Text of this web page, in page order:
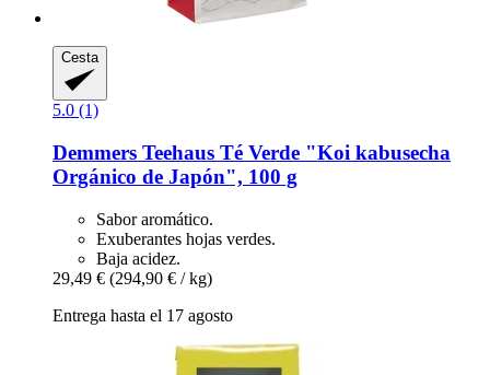
Cesta
5.0 (1)
Demmers Teehaus Té Verde "Koi kabusecha
Orgánico de Japón", 100 g
Sabor aromático.
Exuberantes hojas verdes.
Baja acidez.
29,49 € (294,90 € / kg)
Entrega hasta el 17 agosto